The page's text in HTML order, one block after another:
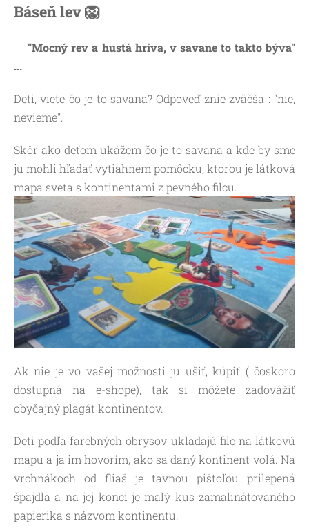
Báseň lev 🦁
"Mocný rev a hustá hriva, v savane to takto býva"
...
Deti, viete čo je to savana? Odpoveď znie zväčša : "nie,
nevieme".
Skôr ako deťom ukážem čo je to savana a kde by sme
ju mohli hľadať vytiahnem pomôcku, ktorou je látková
mapa sveta s kontinentami z pevného filcu.
Ak nie je vo vašej možnosti ju ušiť, kúpiť ( čoskoro
dostupná na e-shope), tak si môžete zadovážiť
obyčajný plagát kontinentov.
Deti podľa farebných obrysov ukladajú filc na látkovú
mapu a ja im hovorím, ako sa daný kontinent volá. Na
vrchnákoch od fliaš je tavnou pištoľou prilepená
špajdla a na jej konci je malý kus zamalinátovaného
papierika s názvom kontinentu.